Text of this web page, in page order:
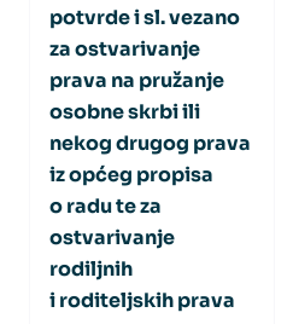
potvrde i sl. vezano
za ostvarivanje
prava na pružanje
osobne skrbi ili
nekog drugog prava
iz općeg propisa
o radu te za
ostvarivanje
rodiljnih
i roditeljskih prava